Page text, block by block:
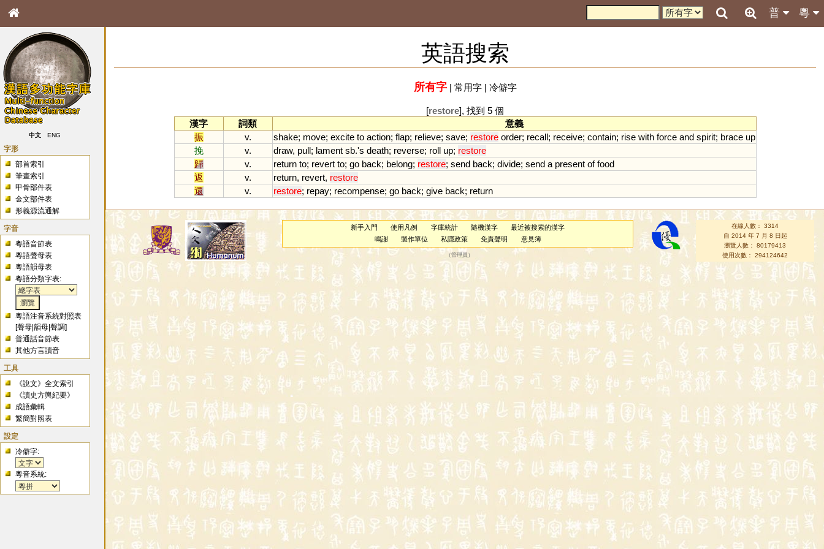
粵
普
中文 ENG
字形
部首索引
筆畫索引
甲骨部件表
金文部件表
形義源流通解
字音
粵語音節表
粵語聲母表
粵語韻母表
粵語分類字表:
粵語注音系統對照表
[聲母 |韻母 |聲調]
普通話音節表
其他方言讀音
工具
《說文》全文索引
《讀史方輿紀要》
成語彙輯
繁簡對照表
設定
冷僻字:
粵音系統:
英語搜索
所有字| 常用字| 冷僻字
[restore], 找到 5 個
漢字
詞類
意義
振
v. shake; move; excite to action; flap; relieve; save; restore order; recall; receive; contain; rise with force and spirit; brace up
挽
v. draw, pull; lament sb.'s death; reverse; roll up; restore
歸
v. return to; revert to; go back; belong; restore; send back; divide; send a present of food
返
v. return, revert, restore
還
v. restore; repay; recompense; go back; give back; return
新手入門 使用凡例 字庫統計 隨機漢字
最近被搜索的漢字
鳴謝
製作單位 私隱政策 免責聲明 意見簿
（管理員 ）
在線人數： 3314
自 2014 年 7 月 8 日起
瀏覽人數： 80179413
使用次數： 294124642